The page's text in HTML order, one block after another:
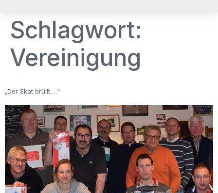
Schlagwort:
Vereinigung
„Der Skat brüllt….“